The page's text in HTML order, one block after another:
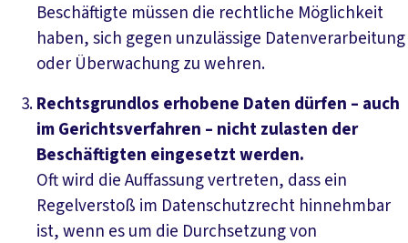
Beschäftigte müssen die rechtliche Möglichkeit
haben, sich gegen unzulässige Datenverarbeitung
oder Überwachung zu wehren.
Rechtsgrundlos erhobene Daten dürfen – auch
im Gerichtsverfahren – nicht zulasten der
Beschäftigten eingesetzt werden.
Oft wird die Auffassung vertreten, dass ein
Regelverstoß im Datenschutzrecht hinnehmbar
ist, wenn es um die Durchsetzung von